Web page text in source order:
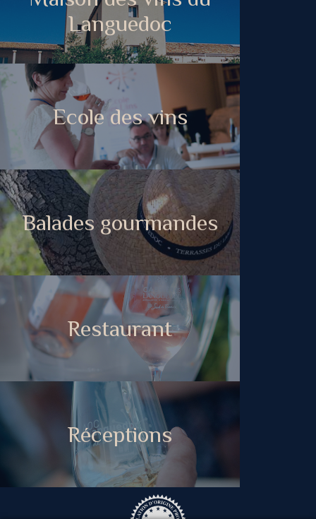
Languedoc
Ecole des vins
Balades gourmandes
Restaurant
Réceptions